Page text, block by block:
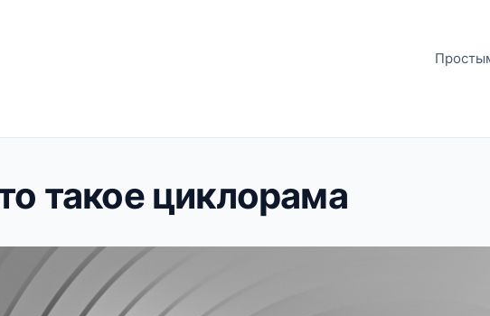
такое циклорама